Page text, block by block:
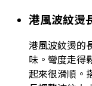
港風波紋燙
港風波紋燙的
味。彎度走得
起來很滑順。